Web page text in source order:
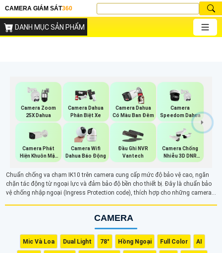
CAMERA GIÁM SÁT360
DANH MỤC SẢN PHẨM
Camera Zoom
25X Dahua
Camera Dahua
Phân Biệt Xe
Camera Dahua
Có Màu Ban Đêm
Camera
Speedom Dahua
Camera Phát
Hiện Khuôn Mặt
Dahua
Camera Wifi
Dahua Báo Động
Đầu Ghi NVR
Vantech
Camera Chống
Nhiễu 3D DNR
Hikvison
Chuẩn chống va chạm IK10 trên camera cung cấp mức độ bảo vệ cao, ngăn
chặn tác động từ ngoại lực và đảm bảo độ bền cho thiết bị. Đây là chuẩn bảo
vệ chống nhập ngoại (Ingress Protection code), thích hợp cho những camera
CAMERA
Mic Và Loa Dual Light 78° Hồng Ngoại Full Color AI